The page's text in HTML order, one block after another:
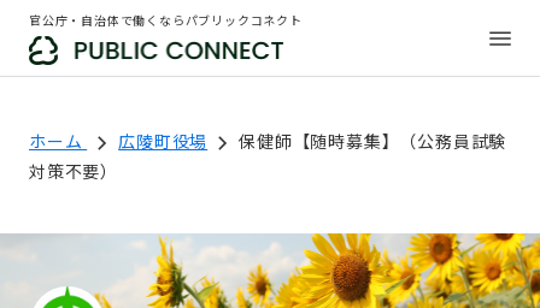
官公庁・自治体で働くならパブリックコネクト
ホーム 広陵町役場
保健師【随時募集】（公務員試験
対策不要）